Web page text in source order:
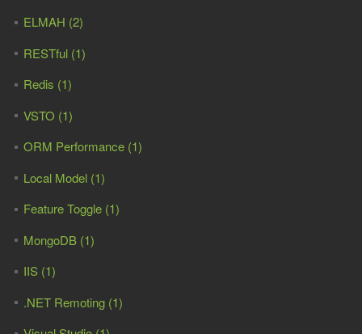
ELMAH (2)
RESTful (1)
Redis (1)
VSTO (1)
ORM Performance (1)
Local Model (1)
Feature Toggle (1)
MongoDB (1)
IIS (1)
.NET Remoting (1)